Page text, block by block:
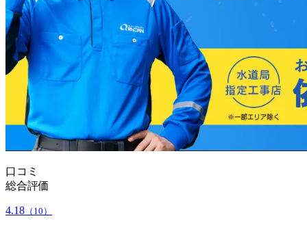
口コミ
総合評価
4.18 （10）